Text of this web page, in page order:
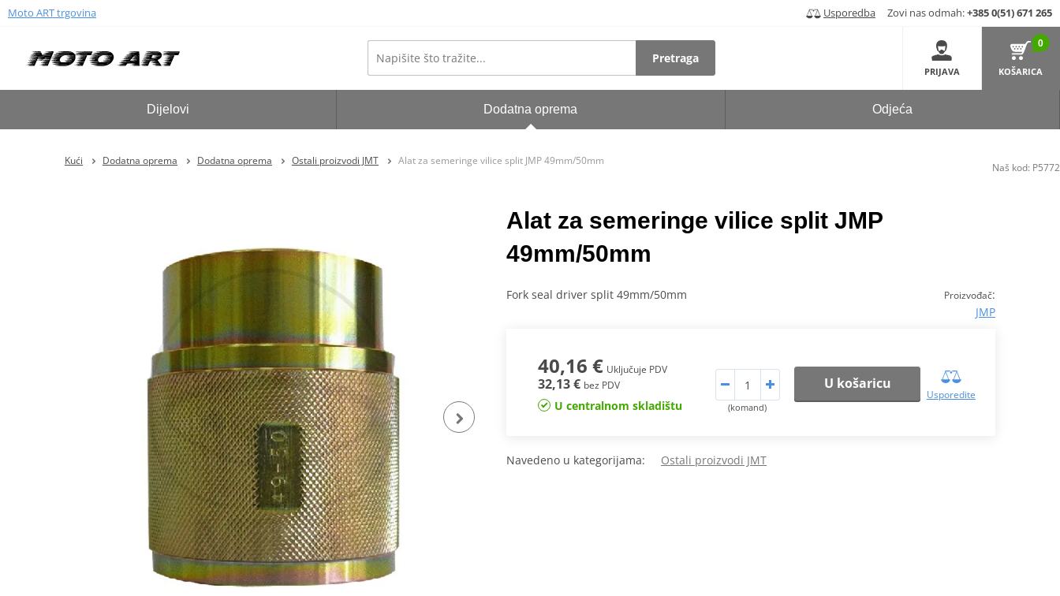
Moto ART trgovina Usporedba Zovi nas odmah:+385 0(51) 671 265
Pretraga
PRIJAVA
0
KOŠARICA
Dijelovi Dodatna oprema Odjeća
Kući Dodatna oprema Dodatna oprema Ostali proizvodi JMT Alat za semeringe vilice split JMP 49mm/50mm
Alat za semeringe vilice split JMP
49mm/50mm
Proizvođač:
JMP
Fork seal driver split 49mm/50mm
40,16 € Uključuje PDV
32,13 € bez PDV
U centralnom skladištu (komand)
U košaricu
Usporedite
Navedeno u kategorijama: Ostali proizvodi JMT
Naš kod: P5772